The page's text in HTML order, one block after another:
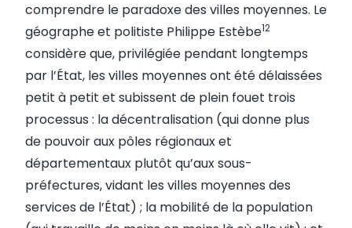
comprendre le paradoxe des villes moyennes. Le
géographe et politiste Philippe Estèbe12
considère que, privilégiée pendant longtemps
par l’État, les villes moyennes ont été délaissées
petit à petit et subissent de plein fouet trois
processus : la décentralisation (qui donne plus
de pouvoir aux pôles régionaux et
départementaux plutôt qu’aux sous-
préfectures, vidant les villes moyennes des
services de l’État) ; la mobilité de la population